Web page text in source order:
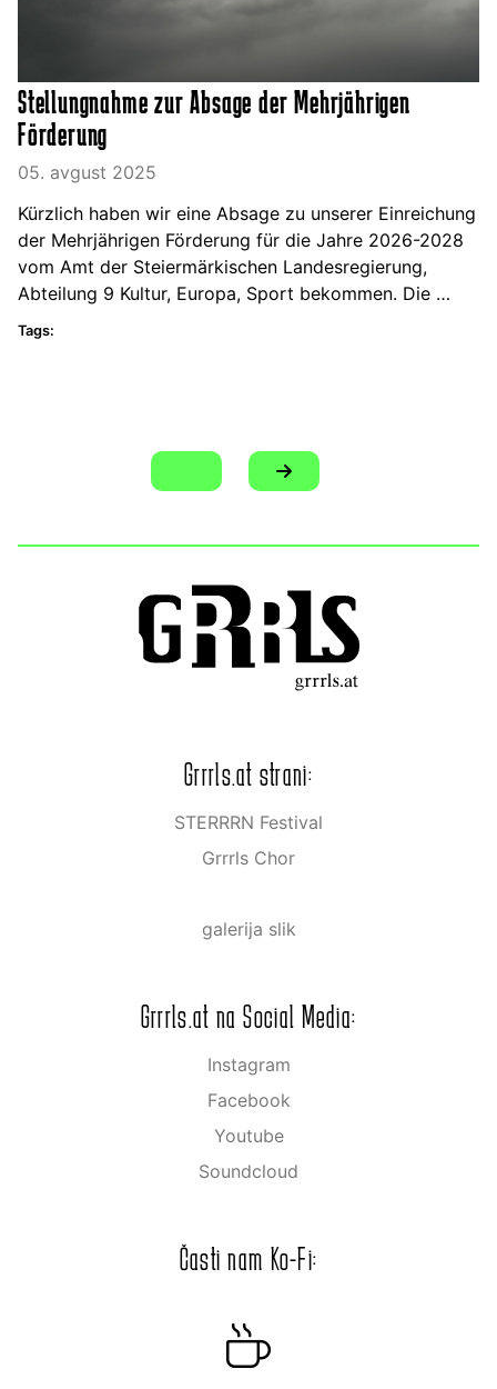
Stellungnahme zur Absage der Mehrjährigen
Förderung
05. avgust 2025
Kürzlich haben wir eine Absage zu unserer Einreichung
der Mehrjährigen Förderung für die Jahre 2026-2028
vom Amt der Steiermärkischen Landesregierung,
Abteilung 9 Kultur, Europa, Sport bekommen. Die …
Tags:
Grrrls.at strani:
STERRRN Festival
Grrrls Chor
galerija slik
Grrrls.at na Social Media:
Instagram
Facebook
Youtube
Soundcloud
Časti nam Ko-Fi: